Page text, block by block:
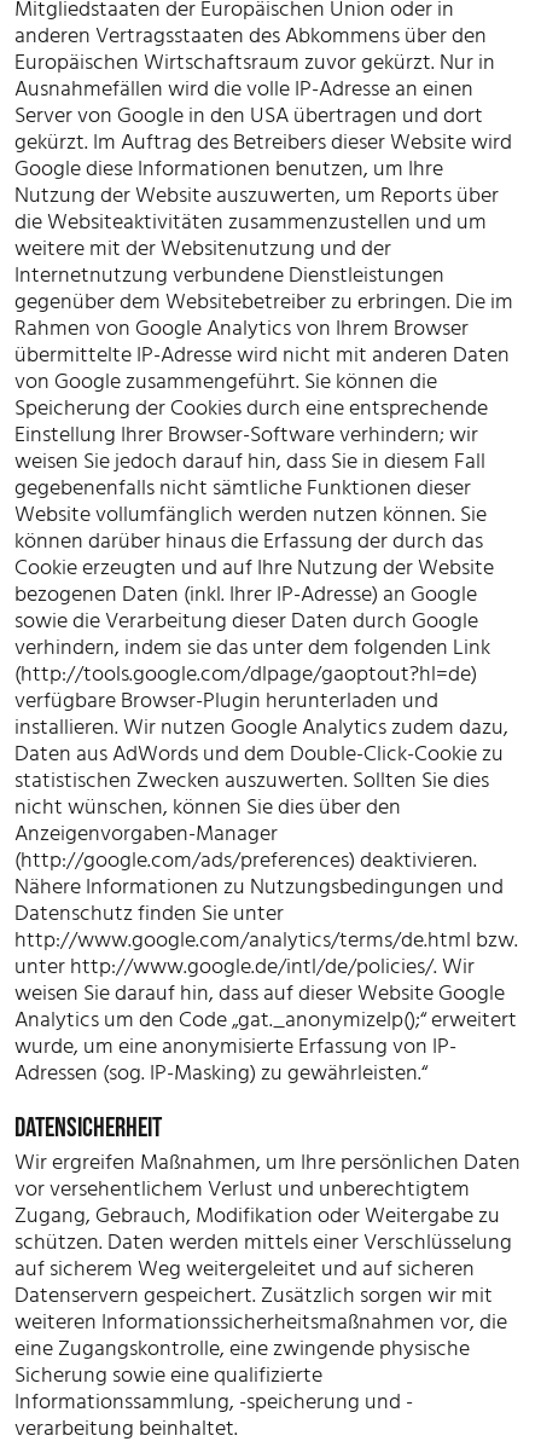
Mitgliedstaaten der Europäischen Union oder in
anderen Vertragsstaaten des Abkommens über den
Europäischen Wirtschaftsraum zuvor gekürzt. Nur in
Ausnahmefällen wird die volle IP-Adresse an einen
Server von Google in den USA übertragen und dort
gekürzt. Im Auftrag des Betreibers dieser Website wird
Google diese Informationen benutzen, um Ihre
Nutzung der Website auszuwerten, um Reports über
die Websiteaktivitäten zusammenzustellen und um
weitere mit der Websitenutzung und der
Internetnutzung verbundene Dienstleistungen
gegenüber dem Websitebetreiber zu erbringen. Die im
Rahmen von Google Analytics von Ihrem Browser
übermittelte IP-Adresse wird nicht mit anderen Daten
von Google zusammengeführt. Sie können die
Speicherung der Cookies durch eine entsprechende
Einstellung Ihrer Browser-Software verhindern; wir
weisen Sie jedoch darauf hin, dass Sie in diesem Fall
gegebenenfalls nicht sämtliche Funktionen dieser
Website vollumfänglich werden nutzen können. Sie
können darüber hinaus die Erfassung der durch das
Cookie erzeugten und auf Ihre Nutzung der Website
bezogenen Daten (inkl. Ihrer IP-Adresse) an Google
sowie die Verarbeitung dieser Daten durch Google
verhindern, indem sie das unter dem folgenden Link
(http://tools.google.com/dlpage/gaoptout?hl=de)
verfügbare Browser-Plugin herunterladen und
installieren. Wir nutzen Google Analytics zudem dazu,
Daten aus AdWords und dem Double-Click-Cookie zu
statistischen Zwecken auszuwerten. Sollten Sie dies
nicht wünschen, können Sie dies über den
Anzeigenvorgaben-Manager
(http://google.com/ads/preferences) deaktivieren.
Nähere Informationen zu Nutzungsbedingungen und
Datenschutz finden Sie unter
http://www.google.com/analytics/terms/de.html bzw.
unter http://www.google.de/intl/de/policies/. Wir
weisen Sie darauf hin, dass auf dieser Website Google
Analytics um den Code „gat._anonymizeIp();“ erweitert
wurde, um eine anonymisierte Erfassung von IP-
Adressen (sog. IP-Masking) zu gewährleisten.“
DATENSICHERHEIT
Wir ergreifen Maßnahmen, um Ihre persönlichen Daten
vor versehentlichem Verlust und unberechtigtem
Zugang, Gebrauch, Modifikation oder Weitergabe zu
schützen. Daten werden mittels einer Verschlüsselung
auf sicherem Weg weitergeleitet und auf sicheren
Datenservern gespeichert. Zusätzlich sorgen wir mit
weiteren Informationssicherheitsmaßnahmen vor, die
eine Zugangskontrolle, eine zwingende physische
Sicherung sowie eine qualifizierte
Informationssammlung, -speicherung und -
verarbeitung beinhaltet.